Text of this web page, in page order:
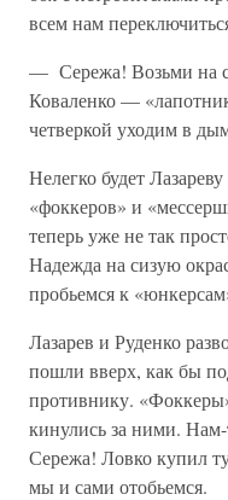
всем нам
— Сережа! Возьми на
Коваленко —
четверкой уходим в
Нелегко будет
«фоккеров» и
теперь уже не так
Надежда на сизую
пробьемся к
Лазарев и Руденко
пошли вверх, как бы
противнику.
кинулись за ними.
Сережа! Ловко купил
мы и сами отобьемся.